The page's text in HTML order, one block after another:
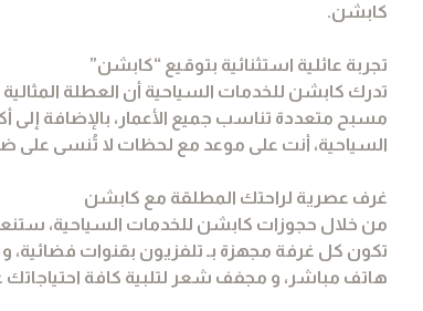
كابشن.
تجربة عائلية استثنائية بتوقيع “كابشن”
تدرك كابشن للخدمات السياحية أن العطلة
مسبح متعددة تناسب جميع الأعمار، بالإضافة إلى
السياحية، أنت على موعد مع لحظات لا تُنسى على
غرف عصرية لراحتك المطلقة مع كابشن
من خلال حجوزات كابشن للخدمات السياحية،
هاتف مباشر، و مجفف شعر لتلبية كافة احتياجاتك